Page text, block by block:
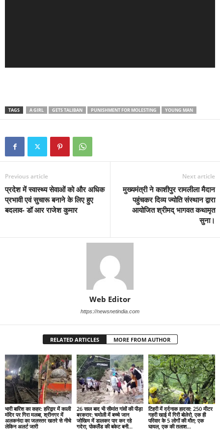
TAGS A GIRL GETS TALIBAN PUNISHMENT FOR MOLESTING YOUNG MAN
Previous article
प्रदेश में स्वास्थ्य सेवाओं को और अधिक
प्रभावी एवं सुचारू बनाने के लिए हुए
बदलाव- डॉ आर राजेश कुमार
Next article
मुख्यमंत्री ने काशीपुर रामलीला मैदान
पहुंचकर दिव्य ज्योति संस्थान द्वारा
आयोजित श्रीमद् भागवत कथामृत
सुना।
Web Editor
https://newsnetindia.com
RELATED ARTICLES MORE FROM AUTHOR
भारी बारिश का कहर: हरिद्वार में काली
मंदिर पर गिरा मलबा, श्रीनगर में
अलकनंदा का जलस्तर खतरे से नीचे
लेकिन अलर्ट जारी
26 साल बाद भी सीमांत गांवों की पीड़ा
बरकरार: चमोली में बच्चे जान
जोखिम में डालकर पार कर रहे
गदेरा, पोकलैंड की बकेट बनी...
टिहरी में दर्दनाक हादसा: 250 मीटर
गहरी खाई में गिरी बोलेरो, एक ही
परिवार के 5 लोगों की मौत; एक
घायल, एक की तलाश...